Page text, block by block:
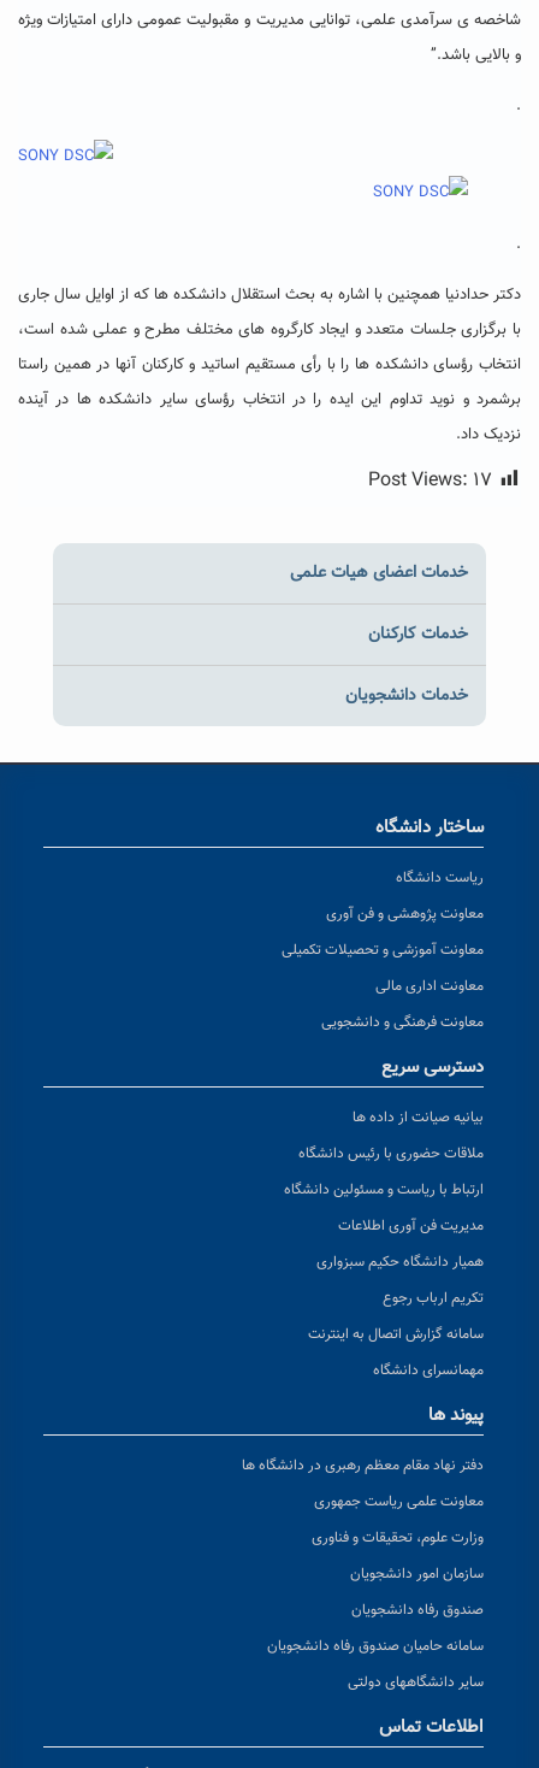
شاخصه ی سرآمدی علمی، توانایی مدیریت و مقبولیت عمومی دارای امتیازات ویژه
و بالایی باشد.”
.
.
دکتر حدادنیا همچنین با اشاره به بحث استقلال دانشکده ها که از اوایل سال جاری
با برگزاری جلسات متعدد و ایجاد کارگروه های مختلف مطرح و عملی شده است،
انتخاب رؤسای دانشکده ها را با رأی مستقیم اساتید و کارکنان آنها در همین راستا
برشمرد و نوید تداوم این ایده را در انتخاب رؤسای سایر دانشکده ها در آینده
نزدیک داد.
Post Views: ۱۷
خدمات اعضای هیات علمی
خدمات کارکنان
خدمات دانشجویان
ساختار دانشگاه
ریاست دانشگاه
معاونت پژوهشی و فن آوری
معاونت آموزشی و تحصیلات تکمیلی
معاونت اداری مالی
معاونت فرهنگی و دانشجویی
دسترسی سریع
بیانیه صیانت از داده ها
ملاقات حضوری با رئیس دانشگاه
ارتباط با ریاست و مسئولین دانشگاه
مدیریت فن آوری اطلاعات
همیار دانشگاه حکیم سبزواری
تکریم ارباب رجوع
سامانه گزارش اتصال به اینترنت
مهمانسرای دانشگاه
پیوند ها
دفتر نهاد مقام معظم رهبری در دانشگاه ها
معاونت علمی ریاست جمهوری
وزارت علوم، تحقیقات و فناوری
سازمان امور دانشجویان
صندوق رفاه دانشجویان
سامانه حامیان صندوق رفاه دانشجویان
سایر دانشگاههای دولتی
اطلاعات تماس